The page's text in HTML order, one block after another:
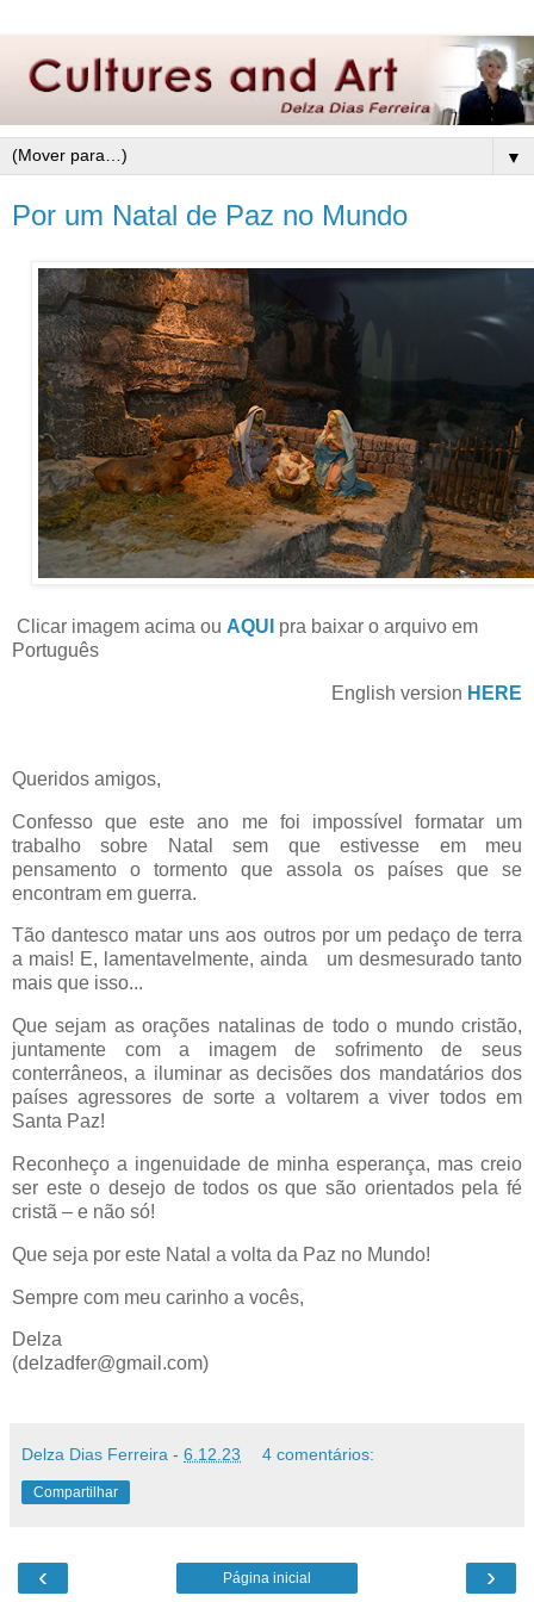
▼
Por um Natal de Paz no Mundo
Clicar imagem acima ou AQUI pra baixar o arquivo em
Português
English version HERE
Queridos amigos,
Confesso que este ano me foi impossível formatar um
trabalho sobre Natal sem que estivesse em meu
pensamento o tormento que assola os países que se
encontram em guerra.
Tão dantesco matar uns aos outros por um pedaço de terra
a mais! E, lamentavelmente, ainda um desmesurado tanto
mais que isso...
Que sejam as orações natalinas de todo o mundo cristão,
juntamente com a imagem de sofrimento de seus
conterrâneos, a iluminar as decisões dos mandatários dos
países agressores de sorte a voltarem a viver todos em
Santa Paz!
Reconheço a ingenuidade de minha esperança, mas creio
ser este o desejo de todos os que são orientados pela fé
cristã – e não só!
Que seja por este Natal a volta da Paz no Mundo!
Sempre com meu carinho a vocês,
Delza
(delzadfer@gmail.com)
Delza Dias Ferreira - 6.12.23 4 comentários:
Compartilhar
‹ ›
Página inicial